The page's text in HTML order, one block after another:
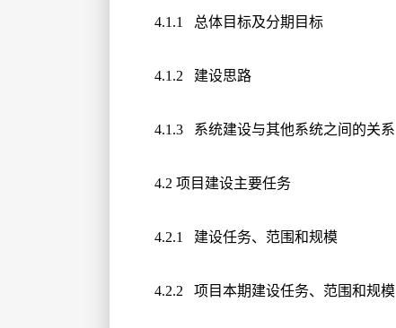
4.1.1 总体目标及分期目标
4.1.2 建设思路
4.1.3 系统建设与其他系统之间的关系
4.2 项目建设主要任务
4.2.1 建设任务、范围和规模
4.2.2 项目本期建设任务、范围和规模